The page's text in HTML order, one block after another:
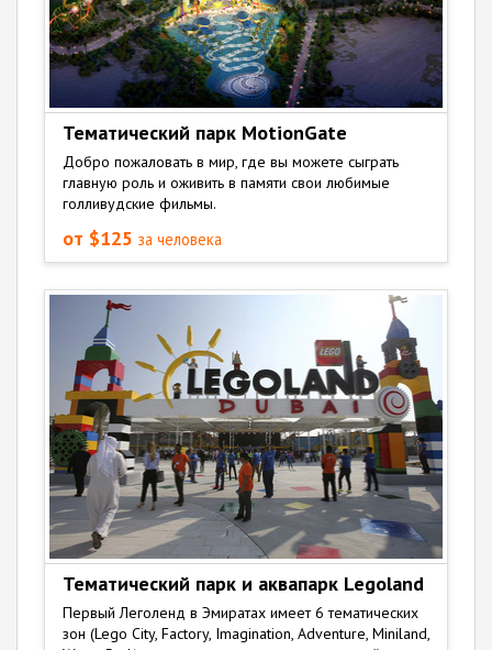
Тематический парк MotionGate
Добро пожаловать в мир, где вы можете сыграть
главную роль и оживить в памяти свои любимые
голливудские фильмы.
от $125 за человека
Тематический парк и аквапарк Legoland
Первый Леголенд в Эмиратах имеет 6 тематических
зон (Lego City, Factory, Imagination, Adventure, Miniland,